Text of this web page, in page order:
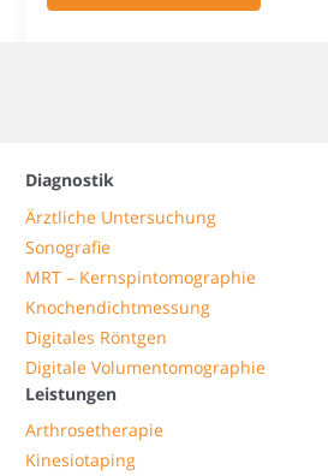
Diagnostik
Ärztliche Untersuchung
Sonografie
MRT – Kernspintomographie
Knochendichtmessung
Digitales Röntgen
Digitale Volumentomographie
Leistungen
Arthrosetherapie
Kinesiotaping